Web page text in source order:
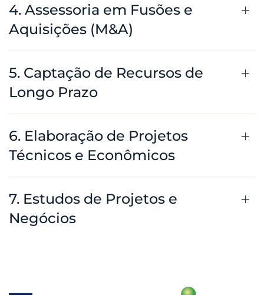
4. Assessoria em Fusões e
Aquisições (M&A)
5. Captação de Recursos de
Longo Prazo
6. Elaboração de Projetos
Técnicos e Econômicos
7. Estudos de Projetos e
Negócios